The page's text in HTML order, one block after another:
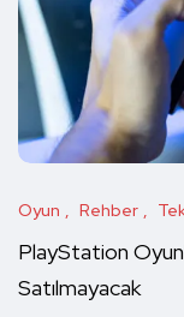
Oyun Rehber
PlayStation
Satılmayacak